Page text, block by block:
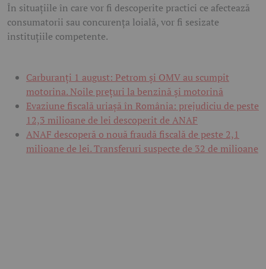
În situațiile în care vor fi descoperite practici ce afectează
consumatorii sau concurența loială, vor fi sesizate
instituțiile competente.
Carburanți 1 august: Petrom și OMV au scumpit
motorina. Noile prețuri la benzină și motorină
Evaziune fiscală uriașă în România: prejudiciu de peste
12,3 milioane de lei descoperit de ANAF
ANAF descoperă o nouă fraudă fiscală de peste 2,1
milioane de lei. Transferuri suspecte de 32 de milioane